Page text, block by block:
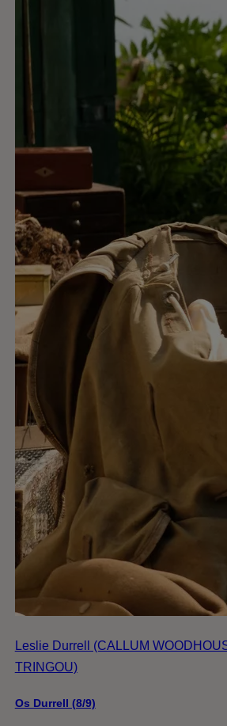
Leslie Durrell (CALLUM
TRINGOU)
Os Durrell (8/9)